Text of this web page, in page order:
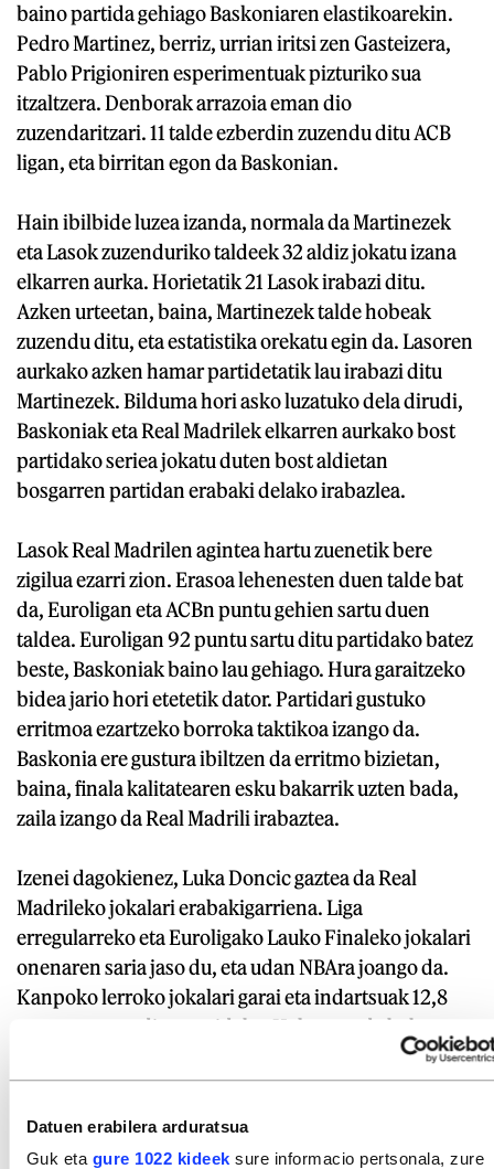
Datuen erabilera arduratsua
Guk eta gure 1022 kideek sure informacio pertsonala, zure
baino partida gehiago Baskoniaren elastikoarekin.
Pedro Martinez, berriz, urrian iritsi zen Gasteizera,
Pablo Prigioniren esperimentuak pizturiko sua
itzaltzera. Denborak arrazoia eman dio
zuzendaritzari. 11 talde ezberdin zuzendu ditu ACB
ligan, eta birritan egon da Baskonian.
Hain ibilbide luzea izanda, normala da Martinezek
eta Lasok zuzenduriko taldeek 32 aldiz jokatu izana
elkarren aurka. Horietatik 21 Lasok irabazi ditu.
Azken urteetan, baina, Martinezek talde hobeak
zuzendu ditu, eta estatistika orekatu egin da. Lasoren
aurkako azken hamar partidetatik lau irabazi ditu
Martinezek. Bilduma hori asko luzatuko dela dirudi,
Baskoniak eta Real Madrilek elkarren aurkako bost
partidako seriea jokatu duten bost aldietan
bosgarren partidan erabaki delako irabazlea.
Lasok Real Madrilen agintea hartu zuenetik bere
zigilua ezarri zion. Erasoa lehenesten duen talde bat
da, Euroligan eta ACBn puntu gehien sartu duen
taldea. Euroligan 92 puntu sartu ditu partidako batez
beste, Baskoniak baino lau gehiago. Hura garaitzeko
bidea jario hori etetetik dator. Partidari gustuko
erritmoa ezartzeko borroka taktikoa izango da.
Baskonia ere gustura ibiltzen da erritmo bizietan,
baina, finala kalitatearen esku bakarrik uzten bada,
zaila izango da Real Madrili irabaztea.
Izenei dagokienez, Luka Doncic gaztea da Real
Madrileko jokalari erabakigarriena. Liga
erregularreko eta Euroligako Lauko Finaleko jokalari
onenaren saria jaso du, eta udan NBAra joango da.
Kanpoko lerroko jokalari garai eta indartsuak 12,8
puntu sartzen ditu partidako. Halere, ez da bakarra,
Real Madrileko sei jokalarik ia hamar puntu baino
gehiago sartzen baitituzte partidako.
GAIAK